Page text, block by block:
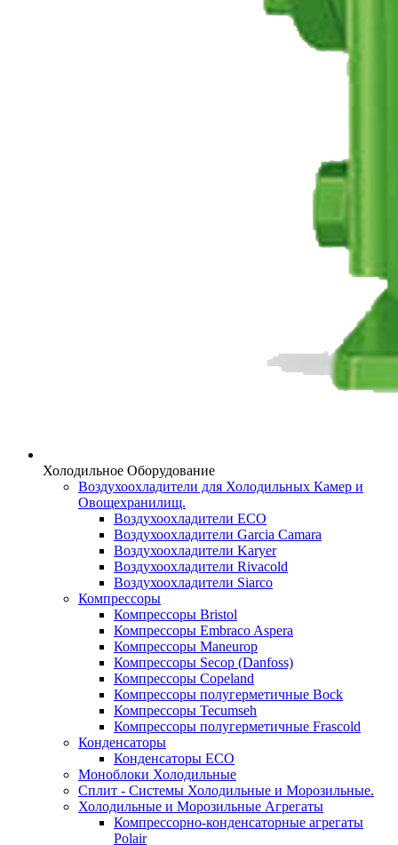
Холодильное Оборудование
Воздухоохладители для Холодильных Камер и
Овощехранилищ.
Воздухоохладители ECO
Воздухоохладители Garcia Camara
Воздухоохладители Karyer
Воздухоохладители Rivacold
Воздухоохладители Siarco
Компрессоры
Компрессоры Bristol
Компрессоры Embraco Aspera
Компрессоры Maneurop
Компрессоры Secop (Danfoss)
Компрессоры Copeland
Компрессоры полугерметичные Bock
Компрессоры Tecumseh
Компрессоры полугерметичные Frascold
Конденсаторы
Конденсаторы ECO
Моноблоки Холодильные
Сплит - Системы Холодильные и Морозильные.
Холодильные и Морозильные Агрегаты
Компрессорно-конденсаторные агрегаты
Polair